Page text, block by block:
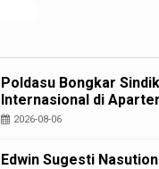
Poldasu Bongkar
Internasional di
Korban Rugi Rp6,7 Miliar
2026-08-06
Edwin Sugesti